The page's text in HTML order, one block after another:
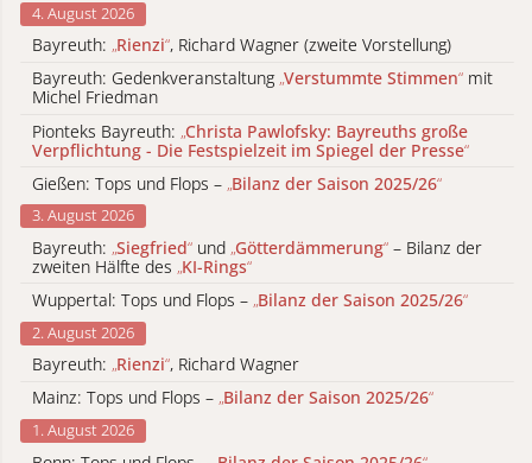
4. August 2026
Bayreuth: „Rienzi“, Richard Wagner (zweite Vorstellung)
Bayreuth: Gedenkveranstaltung „Verstummte Stimmen“ mit
Michel Friedman
Pionteks Bayreuth: „Christa Pawlofsky: Bayreuths große
Verpflichtung - Die Festspielzeit im Spiegel der Presse“
Gießen: Tops und Flops – „Bilanz der Saison 2025/26“
3. August 2026
Bayreuth: „Siegfried“ und „Götterdämmerung“ – Bilanz der
zweiten Hälfte des „KI-Rings“
Wuppertal: Tops und Flops – „Bilanz der Saison 2025/26“
2. August 2026
Bayreuth: „Rienzi“, Richard Wagner
Mainz: Tops und Flops – „Bilanz der Saison 2025/26“
1. August 2026